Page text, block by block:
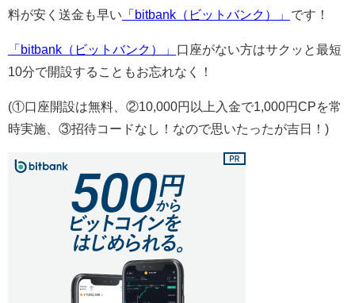
料が安く送金も早い 「bitbank（ビットバンク）」 です！
「bitbank（ビットバンク）」
口座がない方はサクッと最短
10分で開設することもお忘れなく！
(①口座開設は無料、②10,000円以上入金で1,000円CPを常
時実施、③招待コードなし！なので思いたったが吉日！)